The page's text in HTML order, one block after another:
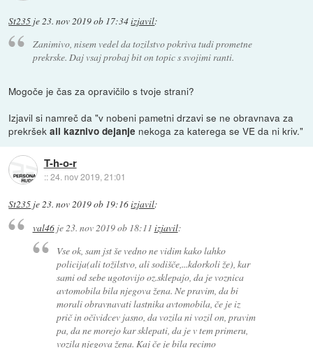
St235 je23. nov 2019 ob 17:34izjavil:
Zanimivo, nisem vedel da tozilstvo pokriva tudi prometne
prekrske. Daj vsaj probaj bit on topic s svojimi ranti.
Mogoče je čas za opravičilo s tvoje strani?
Izjavil si namreč da "v nobeni pametni drzavi se ne obravnava za
prekršekali kaznivo dejanje nekoga za katerega se VE da ni kriv."
T-h-o-r
::24. nov 2019, 21:01
St235 je23. nov 2019 ob 19:16izjavil:
val46je23. nov 2019 ob 18:11 izjavil:
Vse ok, sam jst še vedno ne vidim kako lahko
policija(ali tožilstvo, ali sodišče,...kdorkoli že), kar
sami od sebe ugotovijo oz.sklepajo, da je voznica
avtomobila bila njegova žena. Ne pravim, da bi
morali obravnavati lastnika avtomobila, če je iz
prič in očividcev jasno, da vozila ni vozil on, pravim
pa, da ne morejo kar sklepati, da je v tem primeru,
vozila njegova žena. Kaj če je bila recimo